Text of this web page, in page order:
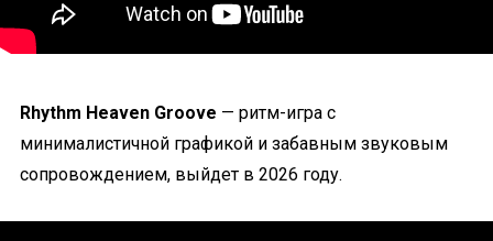
Rhythm Heaven Groove — ритм-игра с
минималистичной графикой и забавным звуковым
сопровождением, выйдет в 2026 году.